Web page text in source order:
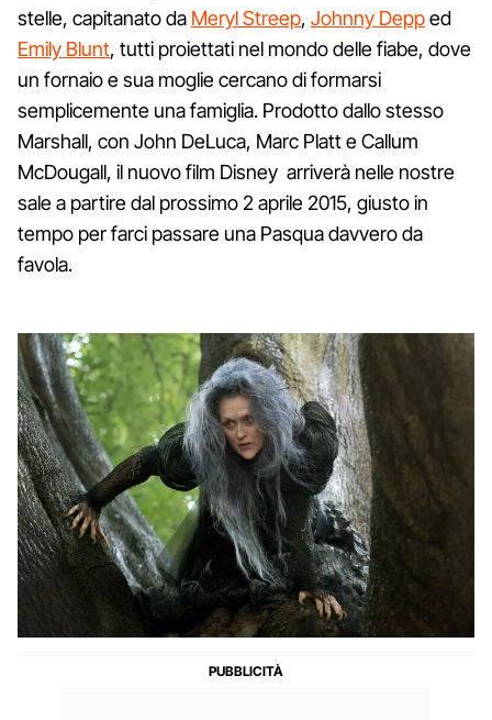
stelle, capitanato da Meryl Streep, Johnny Depped
Emily Blunt, tutti proiettati nel mondo delle fiabe, dove
un fornaio e sua moglie cercano di formarsi
semplicemente una famiglia. Prodotto dallo stesso
Marshall, con John DeLuca, Marc Platt e Callum
McDougall, il nuovo film Disney arriverà nelle nostre
sale a partire dal prossimo 2 aprile 2015, giusto in
tempo per farci passare una Pasqua davvero da
favola.